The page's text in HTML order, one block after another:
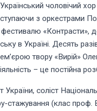
чоловічий
з оркестрами
«Контрасти»,
в Україні. Десять
твору «Вирій»
– це постійна
України, соліст
стажування (клас